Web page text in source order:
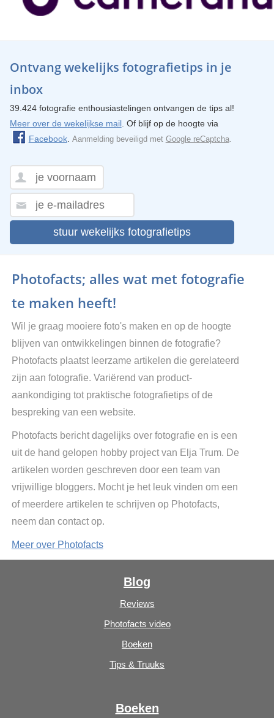
Ontvang wekelijks fotografietips in je
inbox
39.424 fotografie enthousiastelingen ontvangen de tips al!
Meer over de wekelijkse mail. Of blijf op de hoogte via
Facebook. Aanmelding beveiligd met Google reCaptcha.
stuur wekelijks fotografietips
Photofacts; alles wat met fotografie
te maken heeft!
Wil je graag mooiere foto's maken en op de hoogte
blijven van ontwikkelingen binnen de fotografie?
Photofacts plaatst leerzame artikelen die gerelateerd
zijn aan fotografie. Variërend van product-
aankondiging tot praktische fotografietips of de
bespreking van een website.
Photofacts bericht dagelijks over fotografie en is een
uit de hand gelopen hobby project van Elja Trum. De
artikelen worden geschreven door een team van
vrijwillige bloggers. Mocht je het leuk vinden om een
of meerdere artikelen te schrijven op Photofacts,
neem dan contact op.
Meer over Photofacts
Blog
Reviews
Photofacts video
Boeken
Tips & Truuks
Boeken